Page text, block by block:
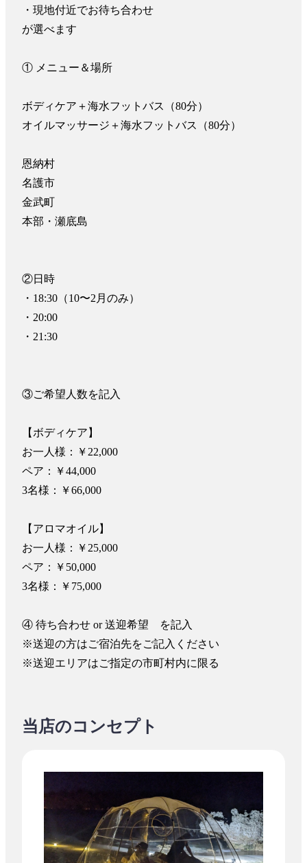
・現地付近でお待ち合わせ
が選べます
① メニュー＆場所
ボディケア＋海水フットバス（80分）
オイルマッサージ＋海水フットバス（80分）
恩納村
名護市
金武町
本部・瀬底島
②日時
・18:30（10〜2月のみ）
・20:00
・21:30
③ご希望人数を記入
【ボディケア】
お一人様：￥22,000
ペア：￥44,000
3名様：￥66,000
【アロマオイル】
お一人様：￥25,000
ペア：￥50,000
3名様：￥75,000
④ 待ち合わせ or 送迎希望　を記入
※送迎の方はご宿泊先をご記入ください
※送迎エリアはご指定の市町村内に限る
当店のコンセプト